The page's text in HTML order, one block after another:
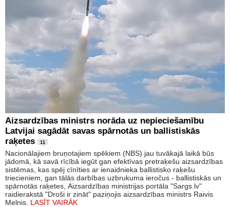
Aizsardzības ministrs norāda uz nepieciešamību
Latvijai sagādāt savas spārnotās un ballistiskās
raķetes
11
Nacionālajiem bruņotajiem spēkiem (NBS) jau tuvākajā laikā būs
jādomā, kā savā rīcībā iegūt gan efektīvas pretraķešu aizsardzības
sistēmas, kas spēj cīnīties ar ienaidnieka ballistisko raķešu
triecieniem, gan tālās darbības uzbrukuma ieročus - ballistiskās un
spārnotās raķetes, Aizsardzības ministrijas portāla "Sargs.lv"
raidierakstā "Droši ir zināt" paziņojis aizsardzības ministrs Raivis
Melnis. LASĪT VAIRĀK